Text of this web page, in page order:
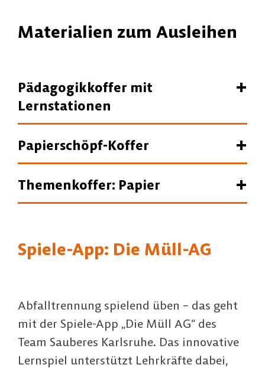
Materialien zum Ausleihen
Pädagogikkoffer mit
Lernstationen
Papierschöpf-Koffer
Themenkoffer: Papier
Spiele-App: Die Müll-AG
Abfall­tren­nung spielend üben – das geht
mit der Spiele-App „Die Müll AG“ des
Team Sauberes Karlsruhe. Das innovative
Lernspiel unter­stützt Lehrkräfte dabei,